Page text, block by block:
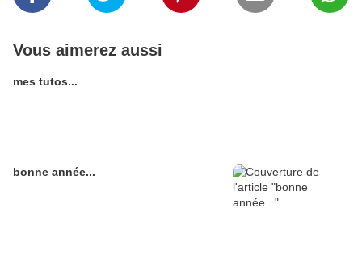
Vous aimerez aussi
mes tutos...
bonne année...